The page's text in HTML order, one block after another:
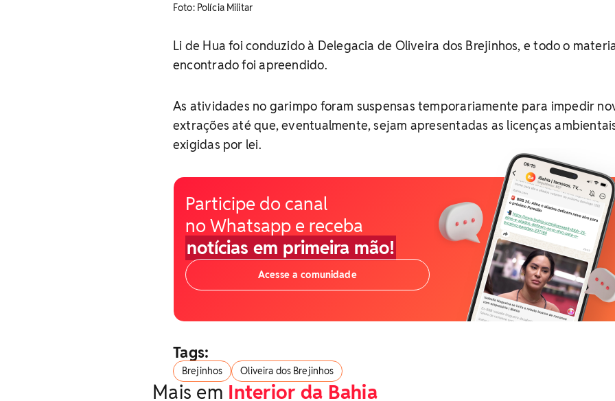
Foto: Polícia Militar
Li de Hua foi conduzido à Delegacia de Oliveira dos Brejinhos, e todo o
encontrado foi apreendido.
As atividades no garimpo foram suspensas temporariamente para impedir
extrações até que, eventualmente, sejam apresentadas as licenças
exigidas por lei.
Participe do canal
no Whatsapp e receba
notícias em primeira mão!
Acesse a comunidade
Tags:
Brejinhos Oliveira dos Brejinhos
Mais em Interior da Bahia